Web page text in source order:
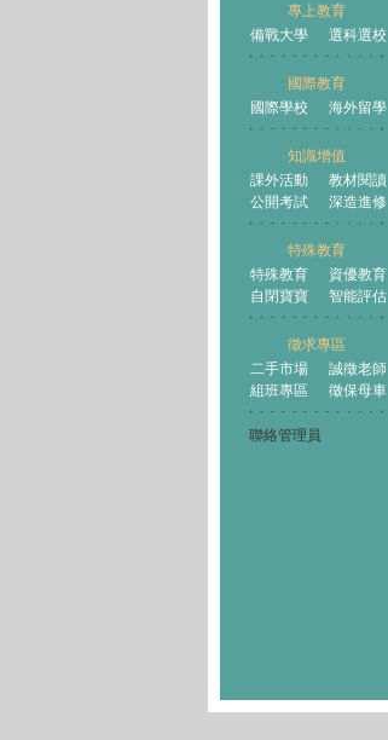
專上教育
備戰大學
選科選校
國際教育
國際學校
海外留學
知識增值
課外活動
教材閱讀
公開考試
深造進修
特殊教育
特殊教育
資優教育
自閉寶寶
智能評估
徵求專區
二手市場
誠徵老師
組班專區
徵保母車
聯絡管理員